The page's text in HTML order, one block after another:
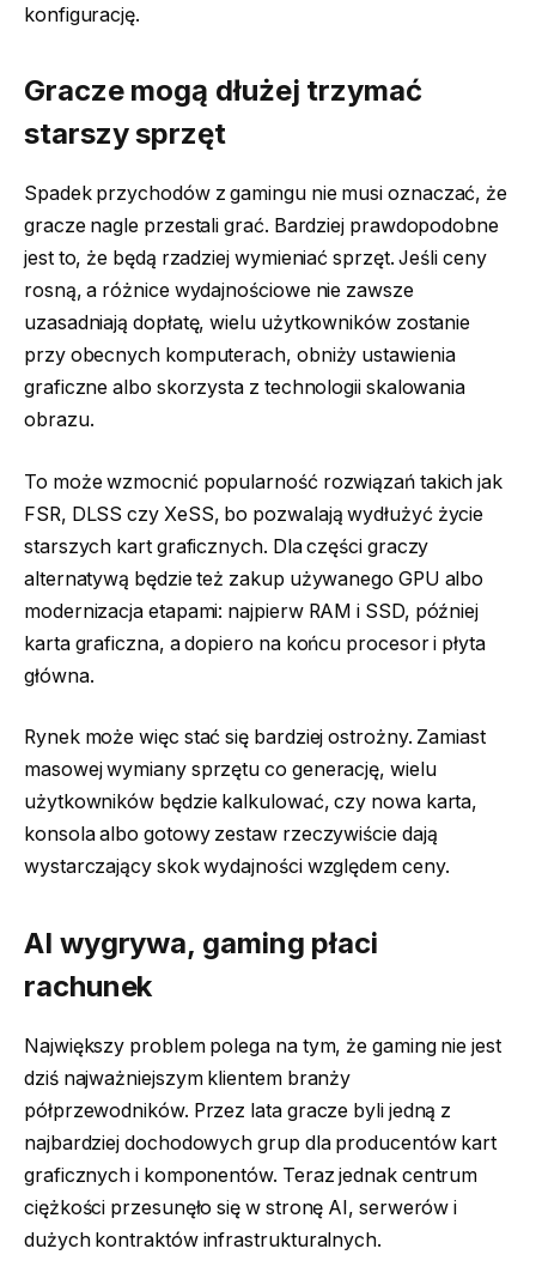
konfigurację.
Gracze mogą dłużej trzymać
starszy sprzęt
Spadek przychodów z gamingu nie musi oznaczać, że
gracze nagle przestali grać. Bardziej prawdopodobne
jest to, że będą rzadziej wymieniać sprzęt. Jeśli ceny
rosną, a różnice wydajnościowe nie zawsze
uzasadniają dopłatę, wielu użytkowników zostanie
przy obecnych komputerach, obniży ustawienia
graficzne albo skorzysta z technologii skalowania
obrazu.
To może wzmocnić popularność rozwiązań takich jak
FSR, DLSS czy XeSS, bo pozwalają wydłużyć życie
starszych kart graficznych. Dla części graczy
alternatywą będzie też zakup używanego GPU albo
modernizacja etapami: najpierw RAM i SSD, później
karta graficzna, a dopiero na końcu procesor i płyta
główna.
Rynek może więc stać się bardziej ostrożny. Zamiast
masowej wymiany sprzętu co generację, wielu
użytkowników będzie kalkulować, czy nowa karta,
konsola albo gotowy zestaw rzeczywiście dają
wystarczający skok wydajności względem ceny.
AI wygrywa, gaming płaci
rachunek
Największy problem polega na tym, że gaming nie jest
dziś najważniejszym klientem branży
półprzewodników. Przez lata gracze byli jedną z
najbardziej dochodowych grup dla producentów kart
graficznych i komponentów. Teraz jednak centrum
ciężkości przesunęło się w stronę AI, serwerów i
dużych kontraktów infrastrukturalnych.